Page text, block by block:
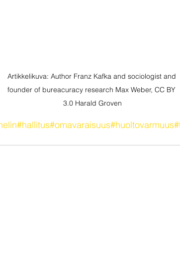
Artikkelikuva: Author Franz Kafka and sociologist and
founder of bureacuracy research Max Weber, CC BY
3.0 Harald Groven
#hallitus#omavaraisuus#huoltovarmuus